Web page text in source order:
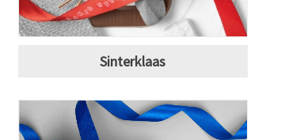
Sinterklaas